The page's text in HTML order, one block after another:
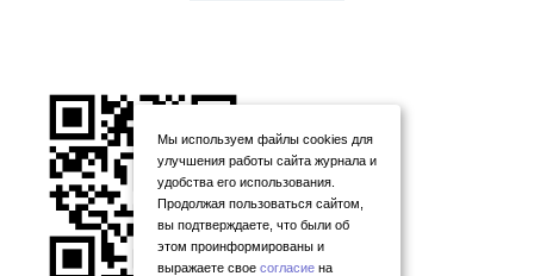
Мы используем файлы cookies для
улучшения работы сайта журнала и
удобства его использования.
Продолжая пользоваться сайтом,
вы подтверждаете, что были об
этом проинформированы и
выражаете свое согласие на